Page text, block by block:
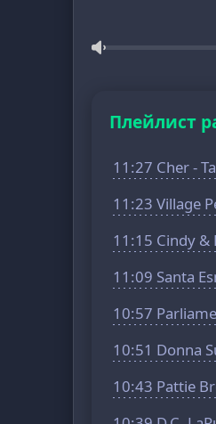
Плейлист
11:27 Cher -
11:23 Village
11:15 Cindy &
11:09 Santa
10:57
10:51 Donna
10:43 Pattie